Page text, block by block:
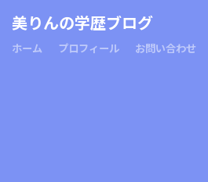
美りんの学歴ブログ
ホーム プロフィール お問い合わせ